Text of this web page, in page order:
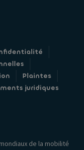
Plaintes
juridiques
de la mobilité